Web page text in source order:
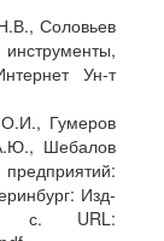
Соловьев
Ун-т
Гумеров
Шебалов
Изд-
с. URL: